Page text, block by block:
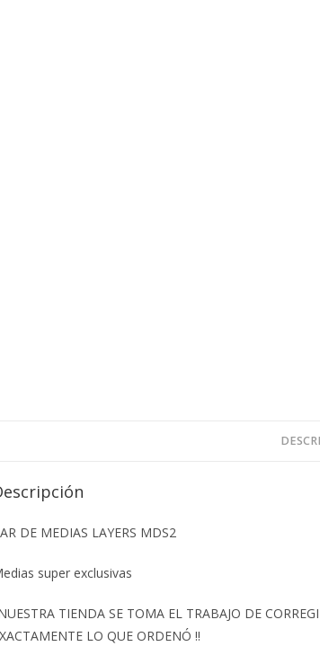
DE MEDIAS LAYERS MDS2
super exclusivas
TIENDA SE TOMA EL TRABAJO DE
LO QUE ORDENÓ ‼️